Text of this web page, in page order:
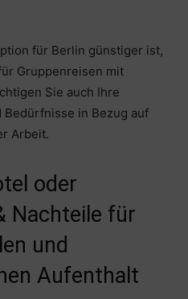
für Berlin günstiger ist,
Gruppenreisen mit
Sie auch Ihre
in Bezug auf
Arbeit.
oder
Nachteile für
und
Aufenthalt